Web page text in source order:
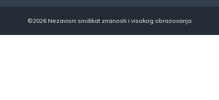
©2026 Nezavisni sindikat znanosti i visokog obrazovanja